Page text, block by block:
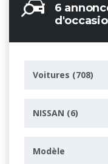
6
Voitures (708)
NISSAN (6)
Modèle